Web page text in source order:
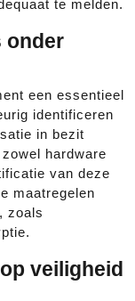
te melden.
onder
een essentieel
identificeren
in bezit
hardware
van deze
maatregelen
zoals
veiligheid